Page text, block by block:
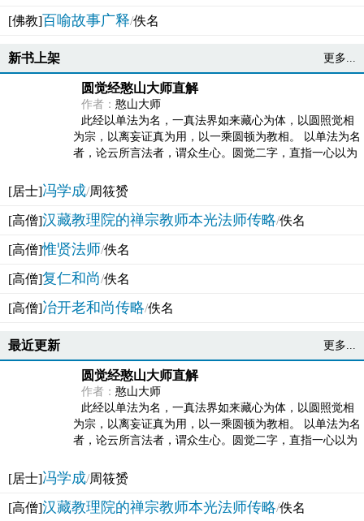
[佛教]百喻故事广释/佚名
新书上架 更多...
圆觉经憨山大师直解
作者： 憨山大师
此经以单法为名，一真法界如来藏心为体，以圆照觉相
为宗，以离妄证真为用，以一乘圆顿为教相。 以单法为名
者，论云所言法者，谓众生心。圆觉二字，直指一心以为
[居士]冯学成/周筱赟
[高僧]汉藏教理院的禅宗教师本光法师传略/佚名
[高僧]惟贤法师/佚名
[高僧]复仁和尚/佚名
[高僧]冶开老和尚传略/佚名
最近更新 更多...
圆觉经憨山大师直解
作者： 憨山大师
此经以单法为名，一真法界如来藏心为体，以圆照觉相
为宗，以离妄证真为用，以一乘圆顿为教相。 以单法为名
者，论云所言法者，谓众生心。圆觉二字，直指一心以为
[居士]冯学成/周筱赟
[高僧]汉藏教理院的禅宗教师本光法师传略/佚名